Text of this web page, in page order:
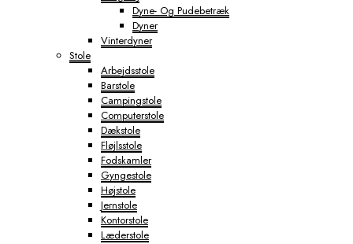
Dyne- Og Pudebetræk
Dyner
Vinterdyner
Stole
Arbejdsstole
Barstole
Campingstole
Computerstole
Dækstole
Fløjlsstole
Fodskamler
Gyngestole
Højstole
Jernstole
Kontorstole
Læderstole